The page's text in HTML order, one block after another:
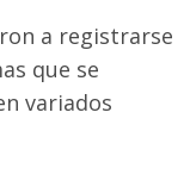
a registrarse
que se
variados